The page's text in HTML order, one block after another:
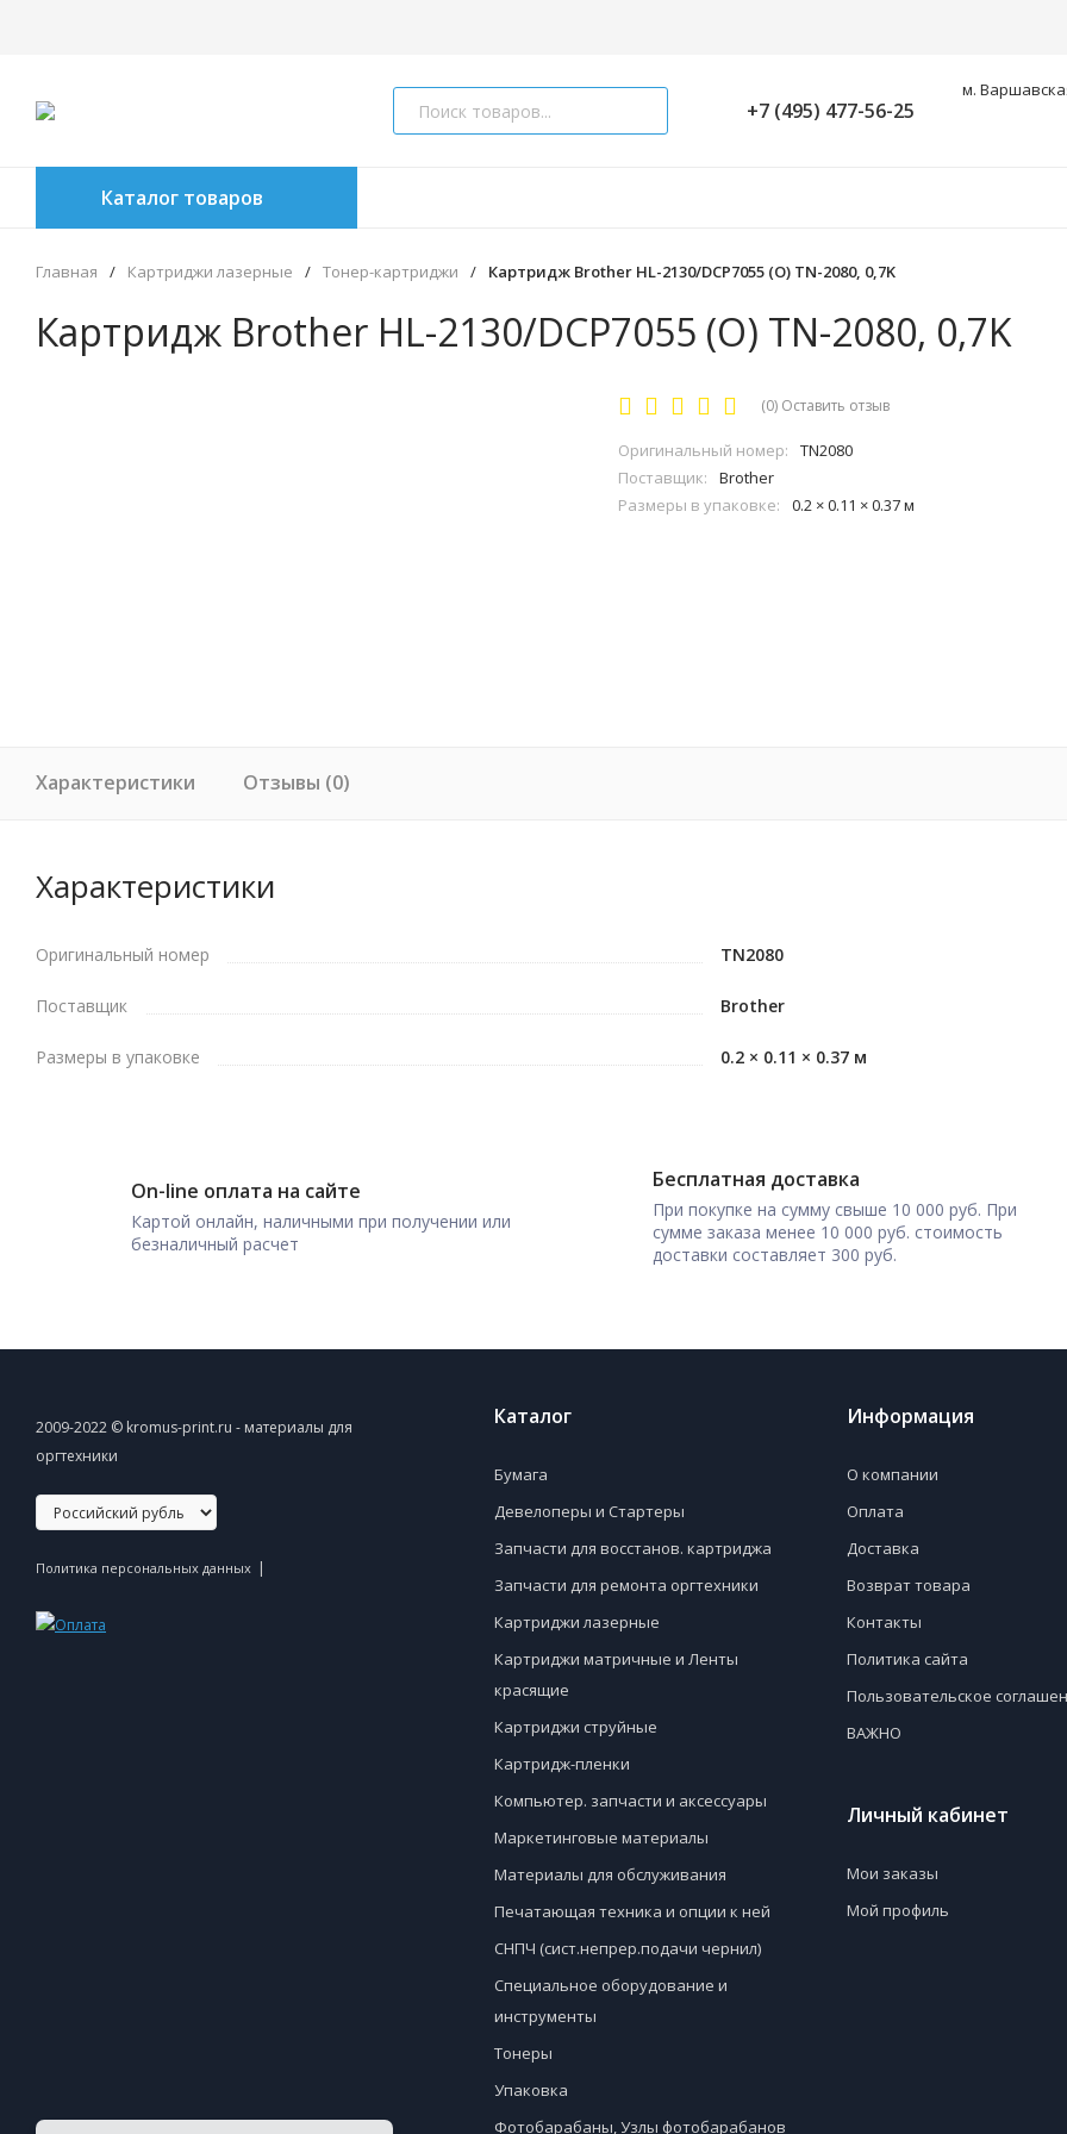
+7 (495) 477-56-25
м.
Каталог товаров
Главная / Картриджи лазерные / Тонер-картриджи / Картридж Brother HL-2130/DCP7055 (O) TN-2080, 0,7K
Картридж Brother HL-2130/DCP7055 (O) TN-2080, 0,7K
(0) Оставить отзыв
Оригинальный номер:
TN2080
Поставщик:
Brother
Размеры в упаковке:
0.2 × 0.11 × 0.37 м
Характеристики Отзывы (0)
Характеристики
Оригинальный номер TN2080
Поставщик Brother
Размеры в упаковке 0.2 × 0.11 × 0.37 м
On-line оплата на сайте
Картой онлайн, наличными при получении или
безналичный расчет
Бесплатная доставка
При покупке на сумму свыше 10 000 руб. При
сумме заказа менее 10 000 руб. стоимость
доставки составляет 300 руб.
2009-2022 © kromus-print.ru - материалы для
оргтехники
Политика персональных данных |
Каталог
Бумага
Девелоперы и Стартеры
Запчасти для восстанов. картриджа
Запчасти для ремонта оргтехники
Картриджи лазерные
Картриджи матричные и Ленты
красящие
Картриджи струйные
Картридж-пленки
Компьютер. запчасти и аксессуары
Маркетинговые материалы
Материалы для обслуживания
Печатающая техника и опции к ней
СНПЧ (сист.непрер.подачи чернил)
Специальное оборудование и
инструменты
Тонеры
Упаковка
Фотобарабаны, Узлы фотобарабанов
Информация
О компании
Оплата
Доставка
Возврат товара
Контакты
Политика сайта
Пользовательское
ВАЖНО
Личный кабинет
Мои заказы
Мой профиль